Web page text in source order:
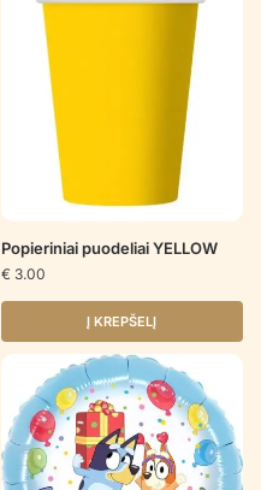
Popieriniai puodeliai YELLOW
€ 3.00
Į KREPŠELĮ